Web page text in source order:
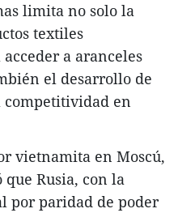
limita no solo la
textiles
a aranceles
el desarrollo de
competitividad en
vietnamita en Moscú,
Rusia, con la
por paridad de poder